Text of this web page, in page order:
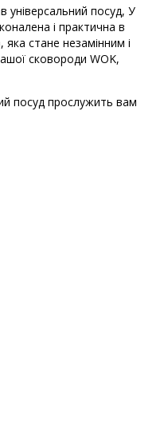
універсальний посуд, У
і практична в
стане незамінним і
сковороди WOK,
посуд прослужить вам